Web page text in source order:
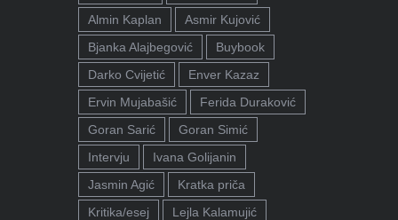
Almin Kaplan
Asmir Kujović
Bjanka Alajbegović
Buybook
Darko Cvijetić
Enver Kazaz
Ervin Mujabašić
Ferida Duraković
Goran Sarić
Goran Simić
Intervju
Ivana Golijanin
Jasmin Agić
Kratka priča
Kritika/esej
Lejla Kalamujić